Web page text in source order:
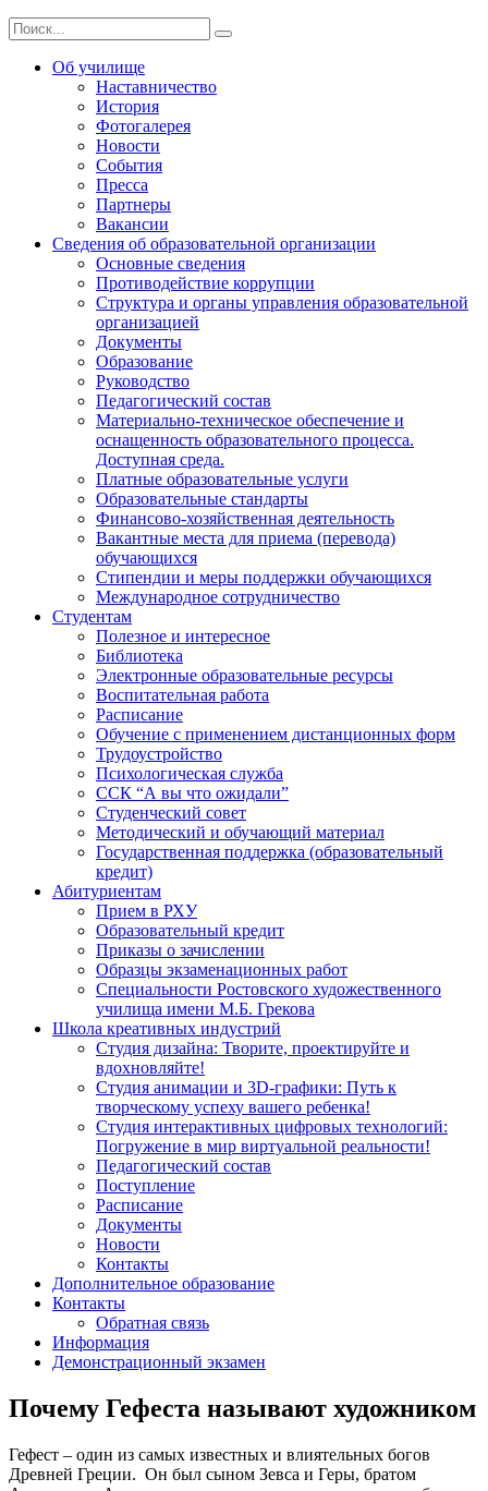
Об училище
Наставничество
История
Фотогалерея
Новости
События
Пресса
Партнеры
Вакансии
Сведения об образовательной организации
Основные сведения
Противодействие коррупции
Структура и органы управления образовательной
организацией
Документы
Образование
Руководство
Педагогический состав
Материально-техническое обеспечение и
оснащенность образовательного процесса.
Доступная среда.
Платные образовательные услуги
Образовательные стандарты
Финансово-хозяйственная деятельность
Вакантные места для приема (перевода)
обучающихся
Стипендии и меры поддержки обучающихся
Международное сотрудничество
Студентам
Полезное и интересное
Библиотека
Электронные образовательные ресурсы
Воспитательная работа
Расписание
Обучение с применением дистанционных форм
Трудоустройство
Психологическая служба
ССК “А вы что ожидали”
Студенческий совет
Методический и обучающий материал
Государственная поддержка (образовательный
кредит)
Абитуриентам
Прием в РХУ
Образовательный кредит
Приказы о зачислении
Образцы экзаменационных работ
Специальности Ростовского художественного
училища имени М.Б. Грекова
Школа креативных индустрий
Студия дизайна: Творите, проектируйте и
вдохновляйте!
Студия анимации и 3D-графики: Путь к
творческому успеху вашего ребенка!
Студия интерактивных цифровых технологий:
Погружение в мир виртуальной реальности!
Педагогический состав
Поступление
Расписание
Документы
Новости
Контакты
Дополнительное образование
Контакты
Обратная связь
Информация
Демонстрационный экзамен
Почему Гефеста называют художником
Гефест – один из самых известных и влиятельных богов
Древней Греции. Он был сыном Зевса и Геры, братом